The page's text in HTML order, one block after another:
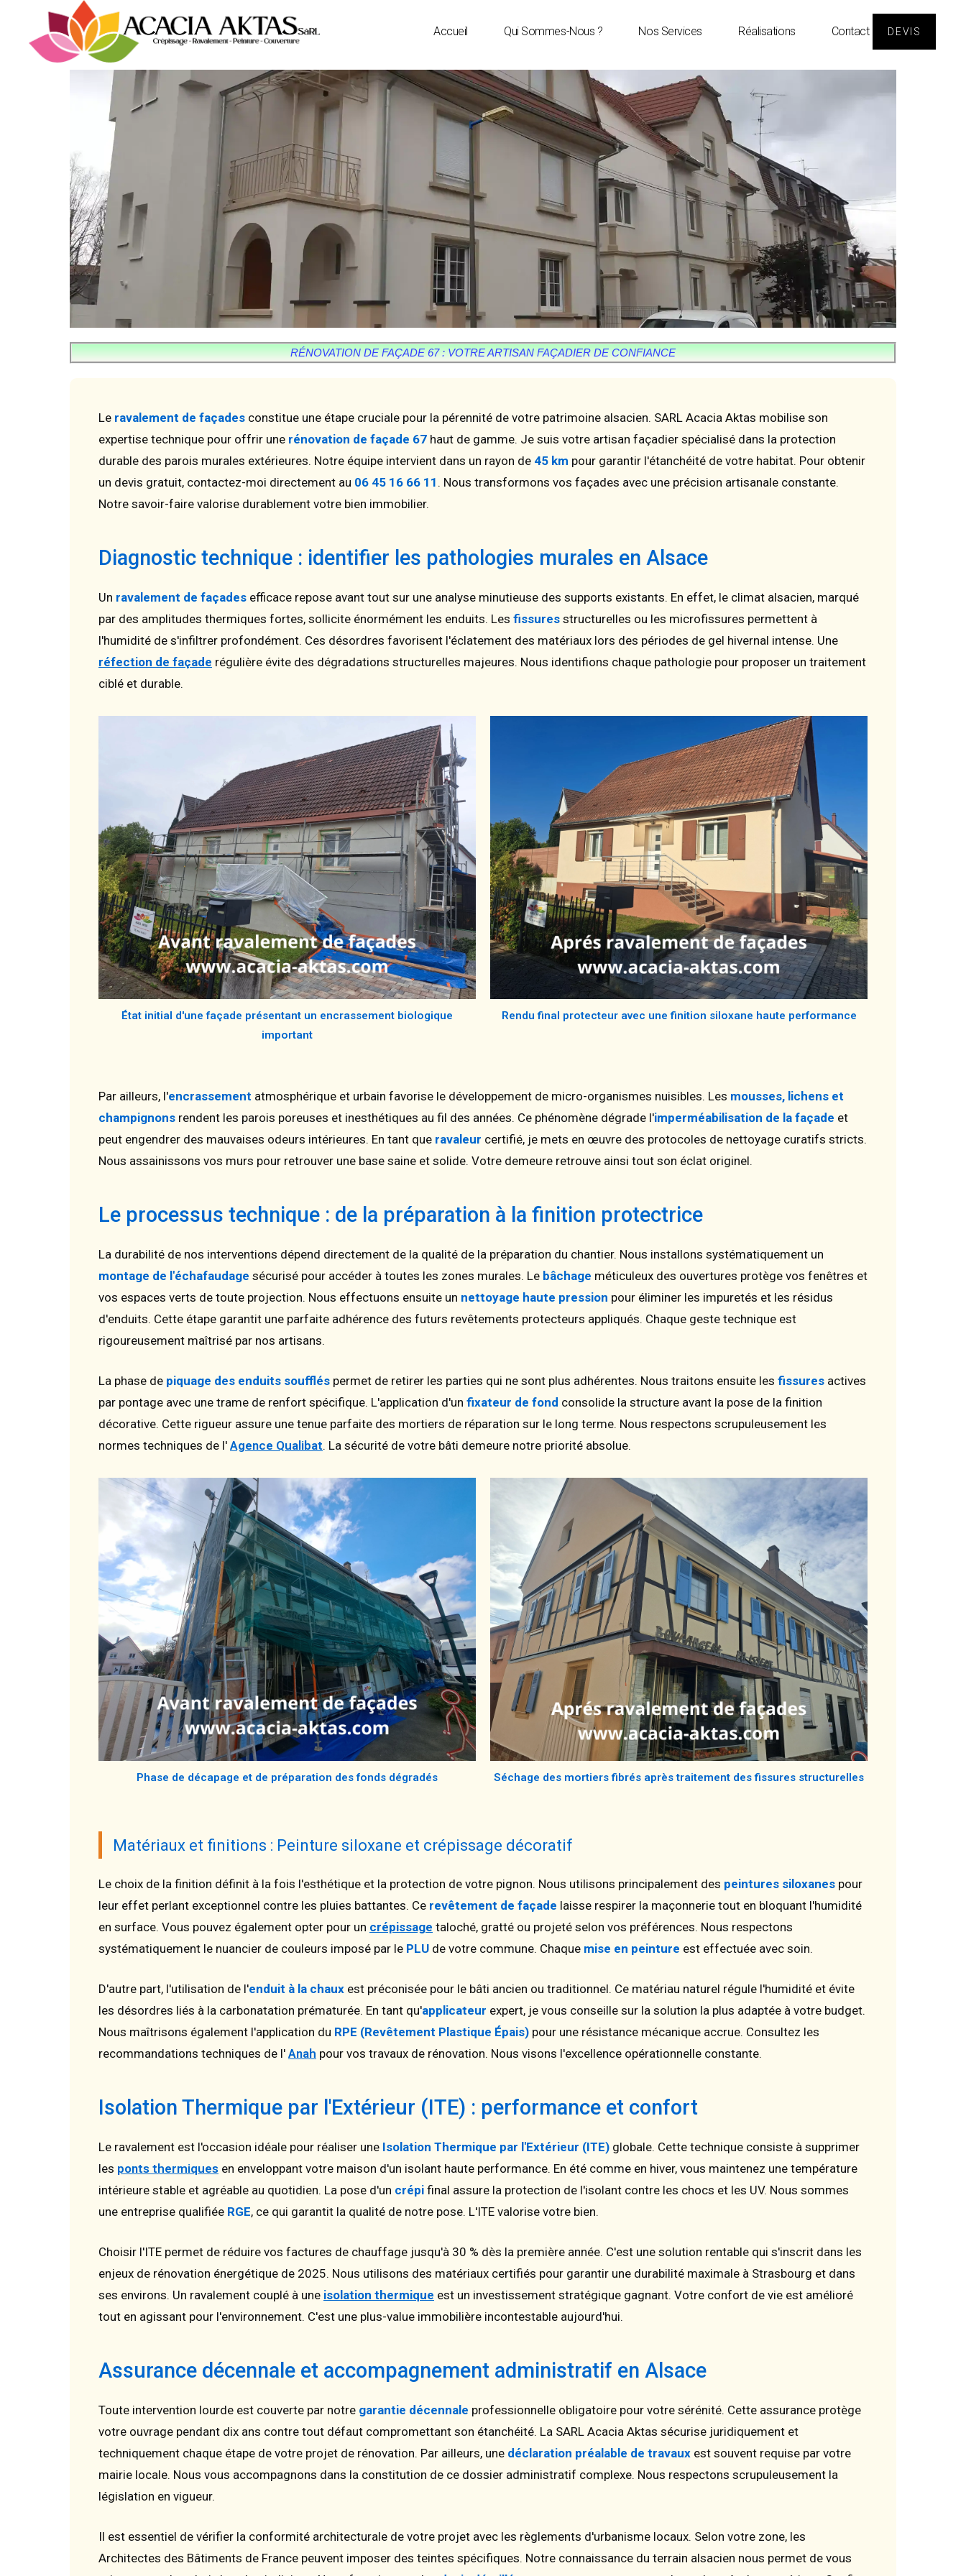
Accueil Qui Sommes-Nous ? Nos Services Réalisations Contact DEVIS
RÉNOVATION DE FAÇADE 67 : VOTRE ARTISAN FAÇADIER DE CONFIANCE
Le ravalement de façades constitue une étape cruciale pour la pérennité de votre patrimoine alsacien. SARL Acacia Aktas mobilise son
expertise technique pour offrir une rénovation de façade 67 haut de gamme. Je suis votre artisan façadier spécialisé dans la protection
durable des parois murales extérieures. Notre équipe intervient dans un rayon de 45 km pour garantir l'étanchéité de votre habitat. Pour obtenir
un devis gratuit, contactez-moi directement au 06 45 16 66 11 . Nous transformons vos façades avec une précision artisanale constante.
Notre savoir-faire valorise durablement votre bien immobilier.
Diagnostic technique : identifier les pathologies murales en Alsace
Un ravalement de façades efficace repose avant tout sur une analyse minutieuse des supports existants. En effet, le climat alsacien, marqué
par des amplitudes thermiques fortes, sollicite énormément les enduits. Les fissures structurelles ou les microfissures permettent à
l'humidité de s'infiltrer profondément. Ces désordres favorisent l'éclatement des matériaux lors des périodes de gel hivernal intense. Une
réfection de façade régulière évite des dégradations structurelles majeures. Nous identifions chaque pathologie pour proposer un traitement
ciblé et durable.
État initial d'une façade présentant un encrassement biologique
important
Rendu final protecteur avec une finition siloxane haute performance
Par ailleurs, l'encrassement atmosphérique et urbain favorise le développement de micro-organismes nuisibles. Les mousses, lichens et
champignons rendent les parois poreuses et inesthétiques au fil des années. Ce phénomène dégrade l'imperméabilisation de la façade et
peut engendrer des mauvaises odeurs intérieures. En tant que ravaleur certifié, je mets en œuvre des protocoles de nettoyage curatifs stricts.
Nous assainissons vos murs pour retrouver une base saine et solide. Votre demeure retrouve ainsi tout son éclat originel.
Le processus technique : de la préparation à la finition protectrice
La durabilité de nos interventions dépend directement de la qualité de la préparation du chantier. Nous installons systématiquement un
montage de l'échafaudage sécurisé pour accéder à toutes les zones murales. Le bâchage méticuleux des ouvertures protège vos fenêtres et
vos espaces verts de toute projection. Nous effectuons ensuite un nettoyage haute pression pour éliminer les impuretés et les résidus
d'enduits. Cette étape garantit une parfaite adhérence des futurs revêtements protecteurs appliqués. Chaque geste technique est
rigoureusement maîtrisé par nos artisans.
La phase de piquage des enduits soufflés permet de retirer les parties qui ne sont plus adhérentes. Nous traitons ensuite les fissures actives
par pontage avec une trame de renfort spécifique. L'application d'un fixateur de fond consolide la structure avant la pose de la finition
décorative. Cette rigueur assure une tenue parfaite des mortiers de réparation sur le long terme. Nous respectons scrupuleusement les
normes techniques de l' Agence Qualibat. La sécurité de votre bâti demeure notre priorité absolue.
Phase de décapage et de préparation des fonds dégradés Séchage des mortiers fibrés après traitement des fissures structurelles
Matériaux et finitions : Peinture siloxane et crépissage décoratif
Le choix de la finition définit à la fois l'esthétique et la protection de votre pignon. Nous utilisons principalement des peintures siloxanes pour
leur effet perlant exceptionnel contre les pluies battantes. Ce revêtement de façade laisse respirer la maçonnerie tout en bloquant l'humidité
en surface. Vous pouvez également opter pour un crépissage taloché, gratté ou projeté selon vos préférences. Nous respectons
systématiquement le nuancier de couleurs imposé par le PLU de votre commune. Chaque mise en peinture est effectuée avec soin.
D'autre part, l'utilisation de l'enduit à la chaux est préconisée pour le bâti ancien ou traditionnel. Ce matériau naturel régule l'humidité et évite
les désordres liés à la carbonatation prématurée. En tant qu'applicateur expert, je vous conseille sur la solution la plus adaptée à votre budget.
Nous maîtrisons également l'application du RPE (Revêtement Plastique Épais) pour une résistance mécanique accrue. Consultez les
recommandations techniques de l' Anah pour vos travaux de rénovation. Nous visons l'excellence opérationnelle constante.
Isolation Thermique par l'Extérieur (ITE) : performance et confort
Le ravalement est l'occasion idéale pour réaliser une Isolation Thermique par l'Extérieur (ITE) globale. Cette technique consiste à supprimer
les ponts thermiques en enveloppant votre maison d'un isolant haute performance. En été comme en hiver, vous maintenez une température
intérieure stable et agréable au quotidien. La pose d'un crépi final assure la protection de l'isolant contre les chocs et les UV. Nous sommes
une entreprise qualifiée RGE, ce qui garantit la qualité de notre pose. L'ITE valorise votre bien.
Choisir l'ITE permet de réduire vos factures de chauffage jusqu'à 30 % dès la première année. C'est une solution rentable qui s'inscrit dans les
enjeux de rénovation énergétique de 2025. Nous utilisons des matériaux certifiés pour garantir une durabilité maximale à Strasbourg et dans
ses environs. Un ravalement couplé à une isolation thermique est un investissement stratégique gagnant. Votre confort de vie est amélioré
tout en agissant pour l'environnement. C'est une plus-value immobilière incontestable aujourd'hui.
Assurance décennale et accompagnement administratif en Alsace
Toute intervention lourde est couverte par notre garantie décennale professionnelle obligatoire pour votre sérénité. Cette assurance protège
votre ouvrage pendant dix ans contre tout défaut compromettant son étanchéité. La SARL Acacia Aktas sécurise juridiquement et
techniquement chaque étape de votre projet de rénovation. Par ailleurs, une déclaration préalable de travaux est souvent requise par votre
mairie locale. Nous vous accompagnons dans la constitution de ce dossier administratif complexe. Nous respectons scrupuleusement la
législation en vigueur.
Il est essentiel de vérifier la conformité architecturale de votre projet avec les règlements d'urbanisme locaux. Selon votre zone, les
Architectes des Bâtiments de France peuvent imposer des teintes spécifiques. Notre connaissance du terrain alsacien nous permet de vous